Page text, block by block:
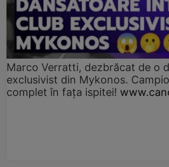
Marco Verratti, dezbrăcat de o
exclusivist din Mykonos.
complet în fața ispitei!